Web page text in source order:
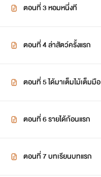
ตอนที่ 3 หอมหนึ่งที
ตอนที่ 4 ล่าสัตว์ครั้งแรก
ตอนที่ 5 ได้มาเต็มไม้เต็มมือ
ตอนที่ 6 รายได้ก้อนแรก
ตอนที่ 7 บทเรียนบทแรก